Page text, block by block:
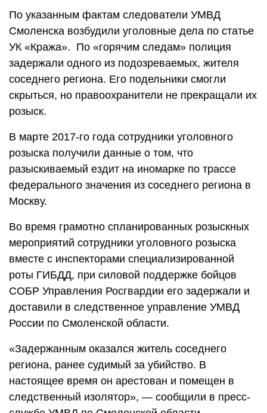
По указанным фактам следователи УМВД
Смоленска возбудили уголовные дела по статье
УК «Кража». По «горячим следам» полиция
задержали одного из подозреваемых, жителя
соседнего региона. Его подельники смогли
скрыться, но правоохранители не прекращали их
розыск.
В марте 2017-го года сотрудники уголовного
розыска получили данные о том, что
разыскиваемый ездит на иномарке по трассе
федерального значения из соседнего региона в
Москву.
Во время грамотно спланированных розыскных
мероприятий сотрудники уголовного розыска
вместе с инспекторами специализированной
роты ГИБДД, при силовой поддержке бойцов
СОБР Управления Росгвардии его задержали и
доставили в следственное управление УМВД
России по Смоленской области.
«Задержанным оказался житель соседнего
региона, ранее судимый за убийство. В
настоящее время он арестован и помещен в
следственный изолятор», — сообщили в пресс-